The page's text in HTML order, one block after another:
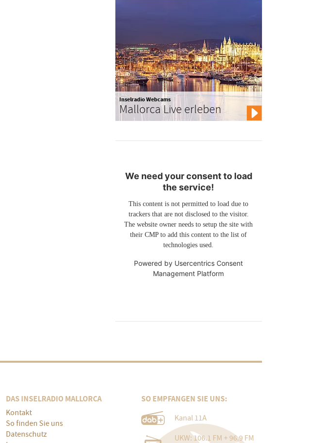
Inselradio Webcams
Mallorca Live erleben
We need your consent to load
the service!
This content is not permitted to load due to
trackers that are not disclosed to the visitor.
The website owner needs to setup the site with
their CMP to add this content to the list of
technologies used.
Powered by Usercentrics Consent
Management Platform
DAS INSELRADIO MALLORCA
Kontakt
So finden Sie uns
Datenschutz
SO EMPFANGEN SIE UNS:
Kanal 11A
UKW: 106.1 FM + 96.9 FM